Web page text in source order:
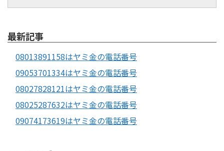
最新記事
08013891158はヤミ金の電話番号
09053701334はヤミ金の電話番号
08027828121はヤミ金の電話番号
08025287632はヤミ金の電話番号
09074173619はヤミ金の電話番号